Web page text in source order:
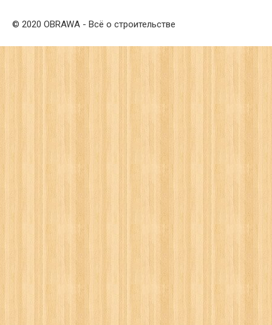
© 2020 OBRAWA - Всё о строительстве